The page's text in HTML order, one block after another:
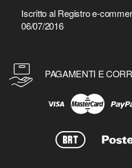
Iscritto al Registro e-
06/07/2016
PAGAMENTI E